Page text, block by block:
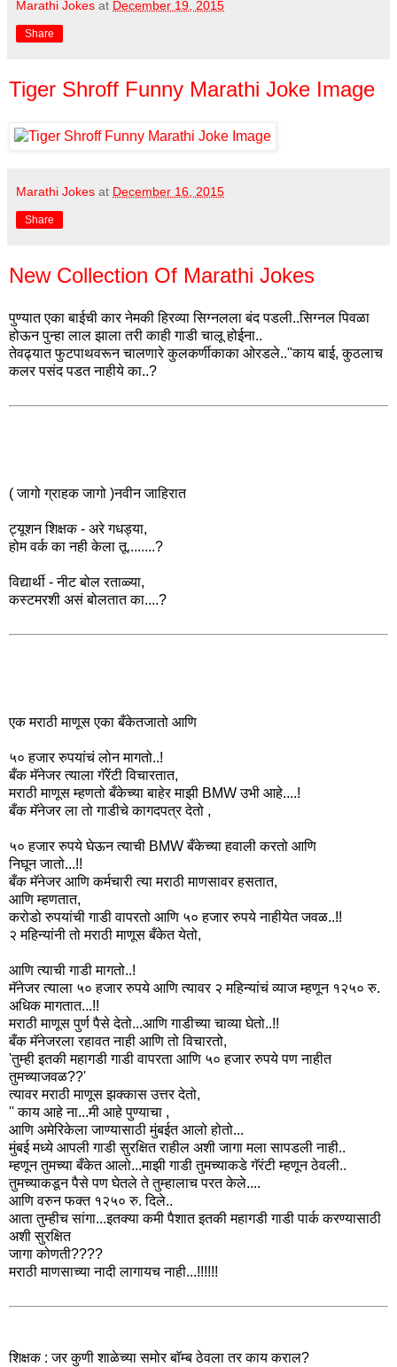
Marathi Jokes at December 19, 2015
Share
Tiger Shroff Funny Marathi Joke Image
Marathi Jokes at December 16, 2015
Share
New Collection Of Marathi Jokes
पुण्यात एका बाईची कार नेमकी हिरव्या सिग्नलला बंद पडली..सिग्नल पिवळा
होऊन पुन्हा लाल झाला तरी काही गाडी चालू होईना..
तेवढ्यात फुटपाथवरून चालणारे कुलकर्णीकाका ओरडले.."काय बाई, कुठलाच
कलर पसंद पडत नाहीये का..?
( जागो ग्राहक जागो )नवीन जाहिरात
ट्यूशन शिक्षक - अरे गधड्या,
होम वर्क का नही केला तू........?
विद्यार्थी - नीट बोल रताळ्या,
कस्टमरशी असं बोलतात का....?
एक मराठी माणूस एका बँकेतजातो आणि
५० हजार रुपयांचं लोन मागतो..!
बँक मॅनेजर त्याला गॅरेंटी विचारतात,
मराठी माणूस म्हणतो बँकेच्या बाहेर माझी BMW उभी आहे....!
बँक मॅनेजर ला तो गाडीचे कागदपत्र देतो ,
५० हजार रुपये घेऊन त्याची BMW बँकेच्या हवाली करतो आणि
निघून जातो...!!
बँक मॅनेजर आणि कर्मचारी त्या मराठी माणसावर हसतात,
आणि म्हणतात,
करोडो रुपयांची गाडी वापरतो आणि ५० हजार रुपये नाहीयेत जवळ..!!
२ महिन्यांनी तो मराठी माणूस बँकेत येतो,
आणि त्याची गाडी मागतो..!
मॅनेजर त्याला ५० हजार रुपये आणि त्यावर २ महिन्यांचं व्याज म्हणून १२५० रु.
अधिक मागतात...!!
मराठी माणूस पुर्ण पैसे देतो...आणि गाडीच्या चाव्या घेतो..!!
बँक मॅनेजरला रहावत नाही आणि तो विचारतो,
'तुम्ही इतकी महागडी गाडी वापरता आणि ५० हजार रुपये पण नाहीत
तुमच्याजवळ??'
त्यावर मराठी माणूस झक्कास उत्तर देतो,
'' काय आहे ना...मी आहे पुण्याचा ,
आणि अमेरिकेला जाण्यासाठी मुंबईत आलो होतो...
मुंबई मध्ये आपली गाडी सुरक्षित राहील अशी जागा मला सापडली नाही..
म्हणून तुमच्या बँकेत आलो...माझी गाडी तुमच्याकडे गॅरंटी म्हणून ठेवली..
तुमच्याकडून पैसे पण घेतले ते तुम्हालाच परत केले....
आणि वरुन फक्त १२५० रु. दिले..
आता तुम्हीच सांगा...इतक्या कमी पैशात इतकी महागडी गाडी पार्क करण्यासाठी
अशी सुरक्षित
जागा कोणती????
मराठी माणसाच्या नादी लागायच नाही...!!!!!!
शिक्षक : जर कुणी शाळेच्या समोर बाॅम्ब ठेवला तर काय कराल?